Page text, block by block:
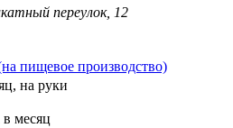
переулок, 12
пищевое производство)
на руки
месяц